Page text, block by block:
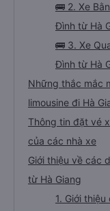
🚌 2. Xe
Đình từ Hà
🚌 3. Xe
Đình từ Hà
Những thắc mắc
limousine đi Hà
Thông tin đặt vé
của các nhà xe
Giới thiệu về các
từ Hà Giang
1. Giới